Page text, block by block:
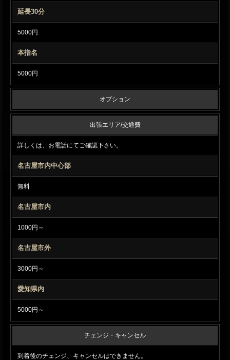
延長30分
5000円
本指名
5000円
オプション
出張エリア/交通費
詳しくは、お電話にてご確認下さい。
名古屋市内中心部
無料
名古屋市内
1000円～
名古屋市外
3000円～
愛知県内
5000円～
チェンジ・キャンセル
到着後のチェンジ、キャンセルはできません。